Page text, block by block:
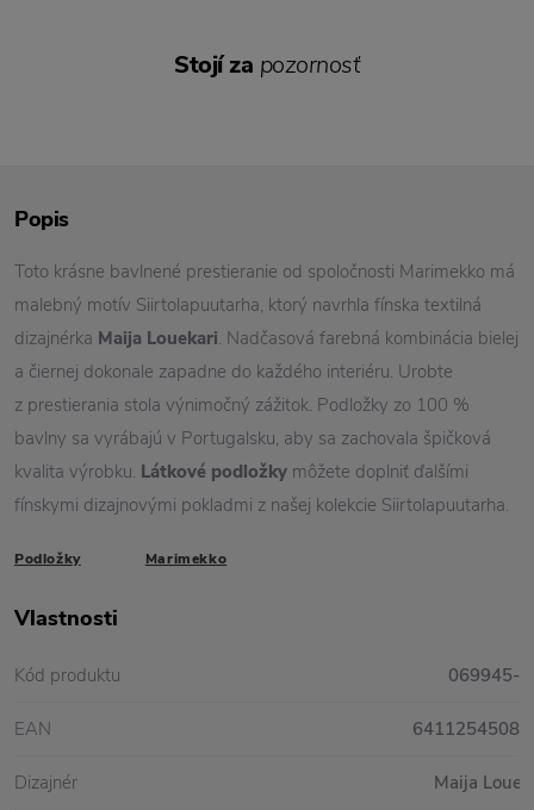
Popis
Toto krásne bavlnené prestieranie od spoločnosti Marimekko má
malebný motív Siirtolapuutarha, ktorý navrhla fínska textilná
dizajnérka Maija Louekari. Nadčasová farebná kombinácia bielej
a čiernej dokonale zapadne do každého interiéru. Urobte
z prestierania stola výnimočný zážitok. Podložky zo 100 %
bavlny sa vyrábajú v Portugalsku, aby sa zachovala špičková
kvalita výrobku. Látkové podložky môžete doplniť ďalšími
fínskymi dizajnovými pokladmi z našej kolekcie Siirtolapuutarha.
Podložky Marimekko
Vlastnosti
Kód produktu 069945-
EAN
Dizajnér Maija
Stojí za pozornosť